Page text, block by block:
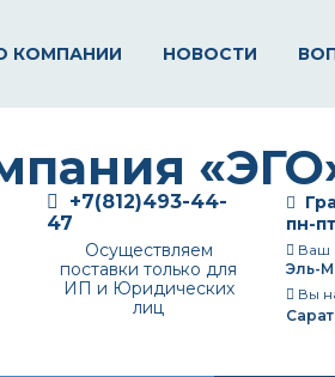
КОМПАНИИ НОВОСТИ
пн-
Ваш
Эль-
Вы
+7(812)493-44-
47
Осуществляем
поставки только для
ИП и Юридических
лиц